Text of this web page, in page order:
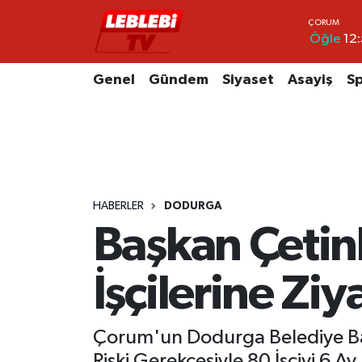
Öğle
Genel Gündem Siyaset Asayiş
HABERLER DODURGA
Başkan
İşçilerine
Çorum'un Dodurga Belediye
Hava Durumu
Tüm Manşetler
Son Dakika Haberleri
Haber Arşivi